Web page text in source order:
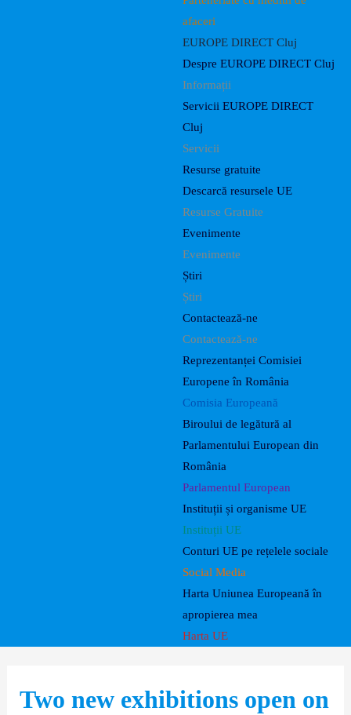
afaceri
EUROPE DIRECT Cluj
Despre EUROPE DIRECT Cluj
Informații
Servicii EUROPE DIRECT
Cluj
Servicii
Resurse gratuite
Descarcă resursele UE
Resurse Gratuite
Evenimente
Evenimente
Știri
Știri
Contactează-ne
Contactează-ne
Reprezentanței Comisiei
Europene în România
Comisia Europeană
Biroului de legătură al
Parlamentului European din
România
Parlamentul European
Instituții și organisme UE
Instituții UE
Conturi UE pe rețelele sociale
Social Media
Harta Uniunea Europeană în
apropierea mea
Harta UE
Two new exhibitions open on